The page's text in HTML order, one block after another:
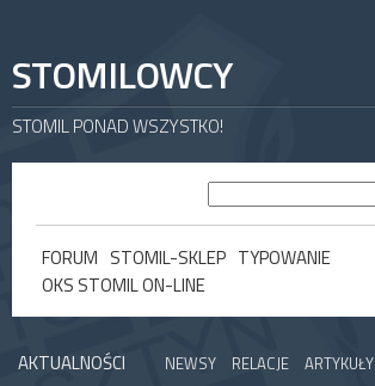
STOMILOWCY
STOMIL PONAD WSZYSTKO!
FORUM STOMIL-SKLEP TYPOWANIE
OKS STOMIL ON-LINE
AKTUALNOŚCI NEWSY RELACJE ARTYKUŁY